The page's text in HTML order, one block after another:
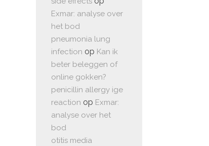
Exmar: analyse over
het bod
pneumonia lung
infection op Kan ik
beter beleggen of
online gokken?
penicillin allergy ige
reaction op Exmar:
analyse over het
bod
otitis media